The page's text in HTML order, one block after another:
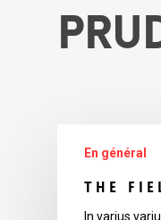
En général
The
In varius